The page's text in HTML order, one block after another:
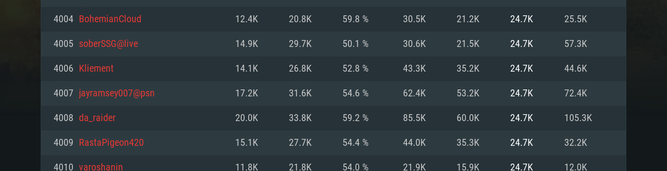
시스템 요구사항
PC MAC Linux
4004 BohemianCloud 12.4K 20.8K 59.8 % 30.5K 21.2K 24.7K 25.5K
4005 soberSSG@live 14.9K 29.7K 50.1 % 30.6K 21.5K 24.7K 57.3K
4006 Kliement 14.1K 26.8K 52.8 % 43.3K 35.2K 24.7K 44.6K
4007 jayramsey007@psn 17.2K 31.6K 54.6 % 62.4K 53.2K 24.7K 72.4K
4008 da_raider 20.0K 33.8K 59.2 % 85.5K 60.0K 24.7K 105.3K
4009 RastaPigeon420 15.1K 27.7K 54.4 % 44.0K 35.3K 24.7K 32.2K
4010 varoshanin 11.8K 21.8K 54.0 % 21.9K 15.9K 24.7K 12.0K